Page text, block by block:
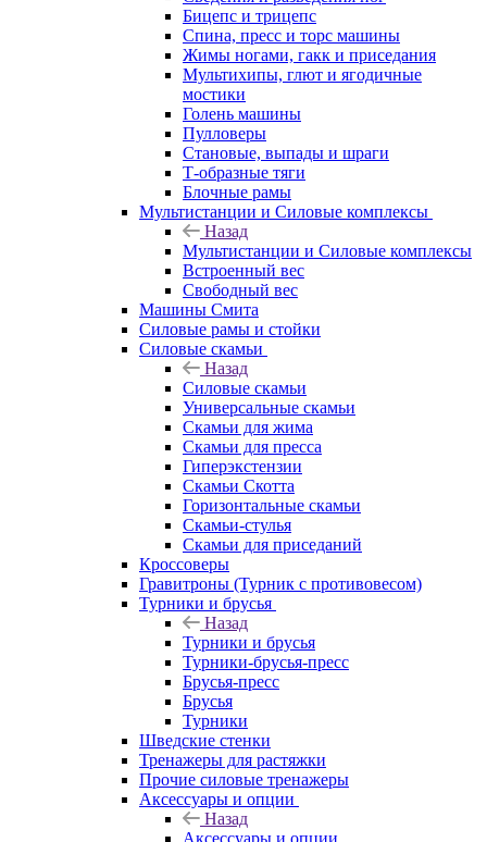
Бицепс и трицепс
Спина, пресс и торс машины
Жимы ногами, гакк и приседания
Мультихипы, глют и ягодичные
мостики
Голень машины
Пулловеры
Становые, выпады и шраги
Т-образные тяги
Блочные рамы
Мультистанции и Силовые комплексы
Назад
Мультистанции и Силовые комплексы
Встроенный вес
Свободный вес
Машины Смита
Силовые рамы и стойки
Силовые скамьи
Назад
Силовые скамьи
Универсальные скамьи
Скамьи для жима
Скамьи для пресса
Гиперэкстензии
Скамьи Скотта
Горизонтальные скамьи
Скамьи-стулья
Скамьи для приседаний
Кроссоверы
Гравитроны (Турник с противовесом)
Турники и брусья
Назад
Турники и брусья
Турники-брусья-пресс
Брусья-пресс
Брусья
Турники
Шведские стенки
Тренажеры для растяжки
Прочие силовые тренажеры
Аксессуары и опции
Назад
Аксессуары и опции